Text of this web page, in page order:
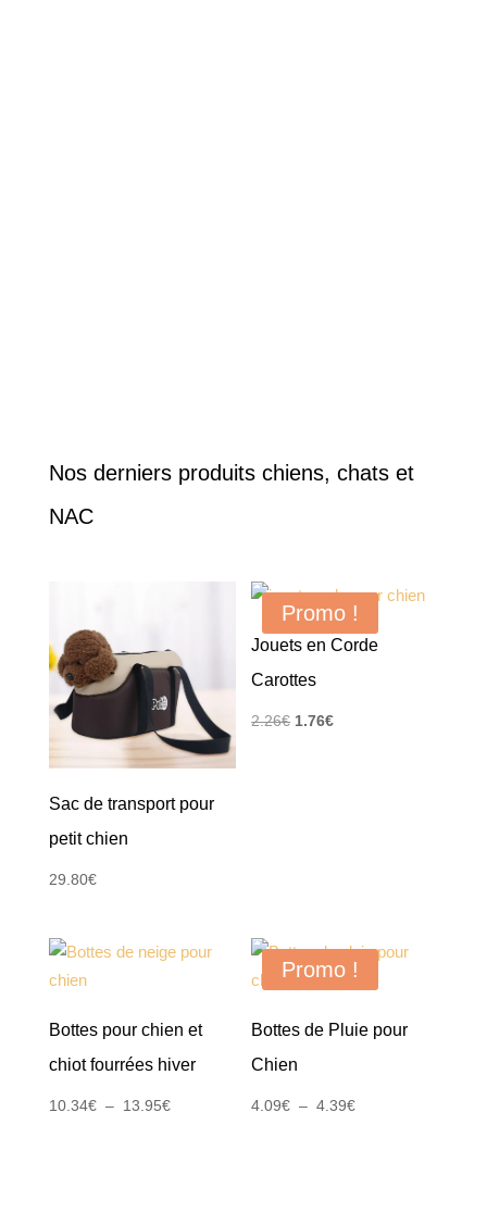
Nos derniers produits chiens, chats et
NAC
Sac de transport pour
petit chien
29.80€
Promo !
Jouets en Corde
Carottes
2.26€ Le
1.76€Le
Bottes pour chien et
chiot fourrées hiver
10.34€ – 13.95€Plage
Promo !
Bottes de Pluie pour
Chien
4.09€ – 4.39€Plage